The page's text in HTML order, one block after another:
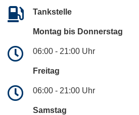
Tankstelle
Montag bis Donnerstag
06:00 - 21:00 Uhr
Freitag
06:00 - 21:00 Uhr
Samstag